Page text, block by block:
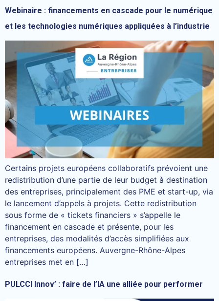
Webinaire : financements en cascade pour le numérique
et les technologies numériques appliquées à l’industrie
Certains projets européens collaboratifs prévoient une
redistribution d’une partie de leur budget à destination
des entreprises, principalement des PME et start-up, via
le lancement d’appels à projets. Cette redistribution
sous forme de « tickets financiers » s’appelle le
financement en cascade et présente, pour les
entreprises, des modalités d’accès simplifiées aux
financements européens. Auvergne-Rhône-Alpes
entreprises met en […]
PULCCI Innov’ : faire de l’IA une alliée pour performer